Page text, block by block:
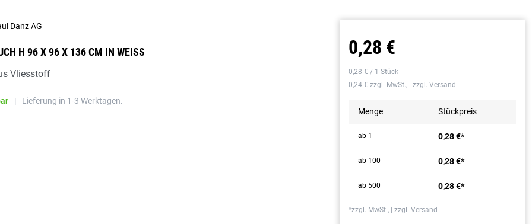
H 96 X 96 X 136 CM IN WEISS
Vliesstoff
| Lieferung in 1-3 Werktagen.
0,28 €
0,28 € / 1 Stück
0,24 € zzgl. MwSt., | zzgl. Versand
Menge Stückpreis
ab 1 0,28 €*
ab 100 0,28 €*
ab 500 0,28 €*
*zzgl. MwSt., | zzgl. Versand